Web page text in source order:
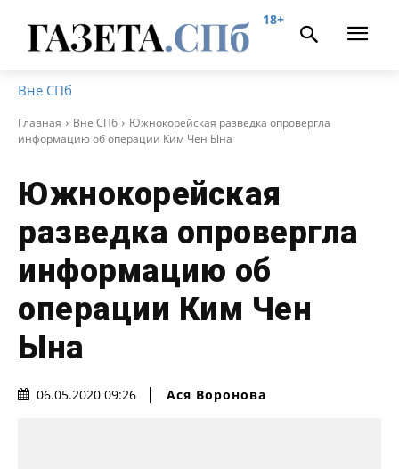
18+
Вне СПб
Главная Вне СПб
Южнокорейская разведка опровергла
информацию об операции Ким Чен Ына
Южнокорейская
разведка опровергла
информацию об
операции Ким Чен
Ына
06.05.2020 09:26 Ася Воронова